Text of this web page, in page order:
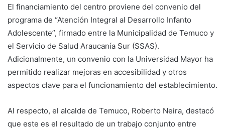
El financiamiento del centro proviene del convenio del
programa de “Atención Integral al Desarrollo Infanto
Adolescente”, firmado entre la Municipalidad de Temuco y
el Servicio de Salud Araucanía Sur (SSAS).
Adicionalmente, un convenio con la Universidad Mayor ha
permitido realizar mejoras en accesibilidad y otros
aspectos clave para el funcionamiento del establecimiento.
Al respecto, el alcalde de Temuco, Roberto Neira, destacó
que este es el resultado de un trabajo conjunto entre